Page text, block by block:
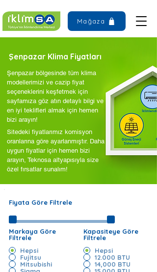
Mağaza
Şenpazar Klima Fiyatları
Şenpazar bölgesinde tüm klima
modellerimizi ve cazip fiyat
seçeneklerini keşfetmek için
sayfamıza göz atın detaylı bilgi ve
en iyi teklifleri almak için hemen
bizi arayın!
Sitedeki fiyatlarımız komisyon
oranlarına göre ayarlanmıştır. Daha
uygun fiyatlar için hemen bizi
arayın, Teknosa altyapısıyla size
özel fırsatlar sunalım!
Fiyata Göre Filtrele
Markaya Göre
Filtrele
Hepsi
Fujitsu
Mitsubishi
Kapasiteye Göre
Filtrele
Hepsi
12.000 BTU
14,000 BTU